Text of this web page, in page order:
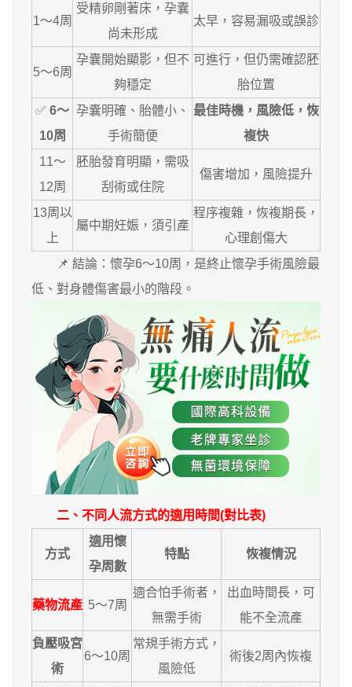
1～4周
受精卵剛著床，孕囊
尚未形成
太早，容易漏吸或誤診
5～6周
孕囊開始顯影，但不
夠穩定
可進行，但仍需確認胚
胎位置
✅ 6～
10周
孕囊明確、胎體小、
手術簡便
最佳時機，風險低，恢
複快
11～
12周
胚胎發育明顯，需吸
刮術或住院
傷害增加，風險提升
13周以
上
屬中期妊娠，須引產
程序複雜，恢複期長，
心理創傷大
📌 結論：懷孕6～10周，是終止懷孕手術風險最
低、對身體傷害最小的階段。
二、不同人流方式的適用時間(對比表)
方式
適用懷
孕周數
特點 恢複情況
藥物流產 5～7周
適合怕手術者，
無需手術
出血時間長，可
能不全流產
負壓吸宮
術
6～10周
常規手術方式，
風險低
術後2周內恢複